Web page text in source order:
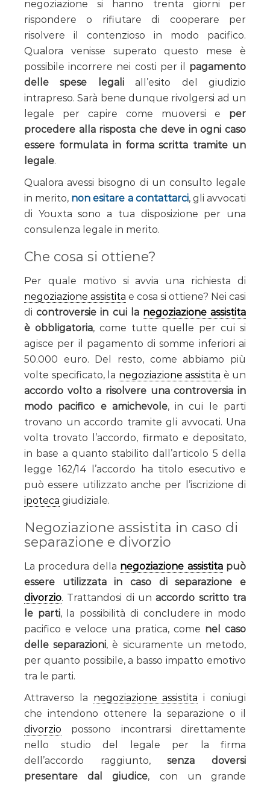
negoziazione si hanno trenta giorni per
rispondere o rifiutare di cooperare per
risolvere il contenzioso in modo pacifico.
Qualora venisse superato questo mese è
possibile incorrere nei costi per il pagamento
delle spese legaliall’esito del giudizio
intrapreso. Sarà bene dunque rivolgersi ad un
legale per capire come muoversi e per
procedere alla risposta che deve in ogni caso
essere formulata in forma scritta tramite un
legale.
Qualora avessi bisogno di un consulto legale
in merito, non esitare a contattarci, gli avvocati
di Youxta sono a tua disposizione per una
consulenza legale in merito.
Che cosa si ottiene?
Per quale motivo si avvia una richiesta di
negoziazione assistita e cosa si ottiene? Nei casi
dicontroversie in cui la negoziazione assistita
è obbligatoria, come tutte quelle per cui si
agisce per il pagamento di somme inferiori ai
50.000 euro. Del resto, come abbiamo più
volte specificato, la negoziazione assistita è un
accordo volto a risolvere una controversia in
modo pacifico e amichevole, in cui le parti
trovano un accordo tramite gli avvocati. Una
volta trovato l’accordo, firmato e depositato,
in base a quanto stabilito dall’articolo 5 della
legge 162/14 l’accordo ha titolo esecutivo e
può essere utilizzato anche per l’iscrizione di
ipoteca giudiziale.
Negoziazione assistita in caso di
separazione e divorzio
La procedura della negoziazione assistitapuò
essere utilizzata in caso di separazione e
divorzio. Trattandosi di unaccordo scritto tra
le parti, la possibilità di concludere in modo
pacifico e veloce una pratica, come nel caso
delle separazioni, è sicuramente un metodo,
per quanto possibile, a basso impatto emotivo
tra le parti.
Attraverso la negoziazione assistita i coniugi
che intendono ottenere la separazione o il
divorzio possono incontrarsi direttamente
nello studio del legale per la firma
dell’accordo raggiunto,senza doversi
presentare dal giudice, con un grande